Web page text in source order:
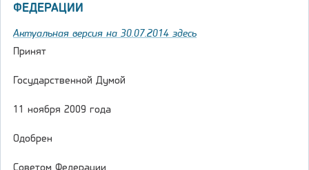
ФЕДЕРАЦИИ
Актуальная версия на 30.07.2014 здесь
Принят
Государственной Думой
11 ноября 2009 года
Одобрен
Советом Федерации